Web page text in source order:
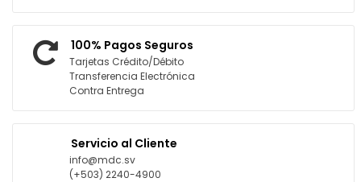
100% Pagos Seguros
Tarjetas Crédito/Débito
Transferencia Electrónica
Contra Entrega
Servicio al Cliente
info@mdc.sv
(+503) 2240-4900